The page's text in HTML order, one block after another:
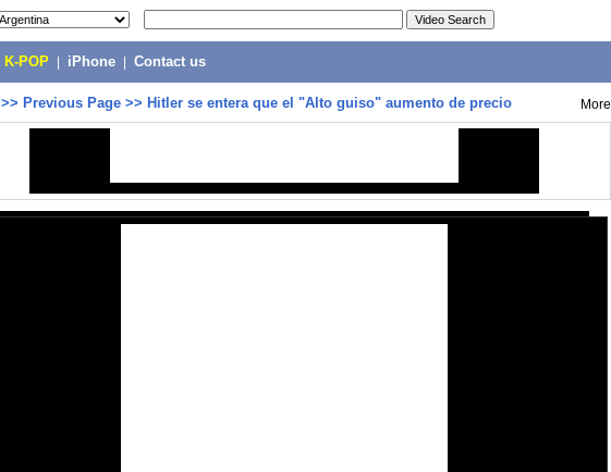
K-POP iPhone Contact us
>> Previous Page >> Hitler se entera que el "Alto guiso" aumento de precio More